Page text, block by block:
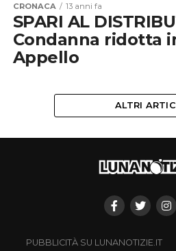
CRONACA 13 anni fa
SPARI AL
Condanna ridotta
Appello
ALTRI
PUBBLICITÀ SU LUNANOTIZIE.IT